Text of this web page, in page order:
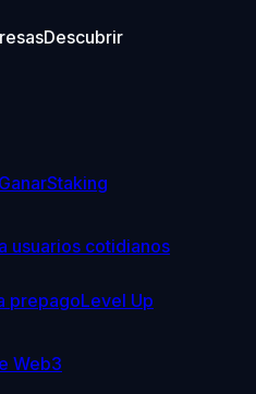
Descubrir
GanarStaking
usuarios cotidianos
prepagoLevel Up
Web3